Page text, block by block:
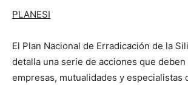
PLANESI
El Plan Nacional de Erradicación de la
detalla una serie de acciones que
empresas, mutualidades y especialistas